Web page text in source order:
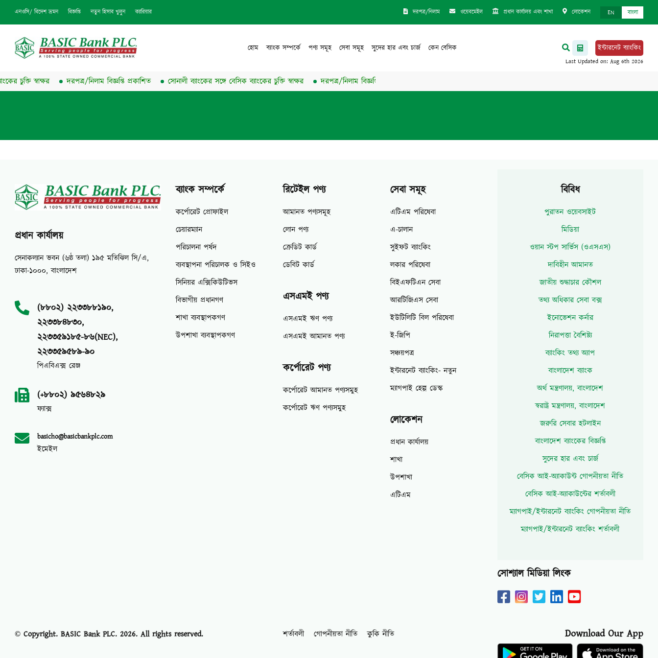
এনওসি/ বিদেশ ভ্রমন বিজ্ঞপ্তি নতুন হিসাব খুলুন ক্যারিয়ার দরপত্র/নিলাম ওয়েবমেইল প্রধান কার্যালয় এবং শাখা লোকেশন EN বাংলা
হোম ব্যাংক সম্পর্কে পণ্য সমূহ সেবা সমূহ সুদের হার এবং চার্জ কেন বেসিক ইন্টারনেট ব্যাংকিং
চুক্তি স্বাক্ষর দরপত্র/নিলাম বিজ্ঞপ্তি প্রকাশিত সোনালী ব্যাংকের সঙ্গে বেসিক ব্যাংকের চুক্তি স্বাক্ষর দরপত্র/নিলাম বিজ্ঞপ্তি প্রকাশিত
প্রধান কার্যালয়
সেনাকল্যান ভবন (৬ষ্ঠ তলা) ১৯৫ মতিঝিল সি/এ,
ঢাকা-১০০০, বাংলাদেশ
(৮৮০২) ২২৩৩৮৮১৯০,
২২৩৩৮৪৮৩০,
২২৩৩৫৯১৮৫-৮৬(NEC),
২২৩৩৫৯৫৮৯-৯০
পিএবিএক্স রেঞ্জ
(+৮৮০২) ৯৫৬৪৮২৯
ফ্যাক্স
basicho@basicbankplc.com
ইমেইল
ব্যাংক সম্পর্কে
কর্পোরেট প্রোফাইল
চেয়ারম্যান
পরিচালনা পর্ষদ
ব্যবস্থাপনা পরিচালক ও সিইও
সিনিয়র এক্সিকিউটিভস
বিভাগীয় প্রধানগণ
শাখা ব্যবস্থাপকগণ
উপশাখা ব্যবস্থাপকগণ
রিটেইল পণ্য
আমানত পণ্যসমূহ
লোন পণ্য
ক্রেডিট কার্ড
ডেবিট কার্ড
এসএমই পণ্য
এসএমই ঋণ পণ্য
এসএমই আমানত পণ্য
কর্পোরেট পণ্য
কর্পোরেট আমানত পণ্যসমুহ
কর্পোরেট ঋণ পণ্যসমুহ
সেবা সমূহ
এটিএম পরিষেবা
এ-চালান
সুইফট ব্যাংকিং
লকার পরিষেবা
বিইএফটিএন সেবা
আরটিজিএস সেবা
ইউটিলিটি বিল পরিষেবা
ই-জিপি
সঞ্চয়পত্র
ইন্টারনেট ব্যাংকিং- নতুন
ম্যাগপাই হেল্প ডেস্ক
লোকেশন
প্রধান কার্যালয়
শাখা
উপশাখা
এটিএম
বিবিধ
পুরাতন ওয়েবসাইট
মিডিয়া
ওয়ান স্টপ সার্ভিস (ওএসএস)
দাবিহীন আমানত
জাতীয় শুদ্ধাচার কৌশল
তথ্য অধিকার সেবা বক্স
ইনোভেশন কর্নার
নিরাপত্তা বৈশিষ্ট্য
ব্যাংকিং তথ্য অ্যাপ
বাংলাদেশ ব্যাংক
অর্থ মন্ত্রণালয়, বাংলাদেশ
স্বরাষ্ট্র মন্ত্রণালয়, বাংলাদেশ
জরুরি সেবার হটলাইন
বাংলাদেশ ব্যাংকের বিজ্ঞপ্তি
সুদের হার এবং চার্জ
বেসিক আই-অ্যাকাউন্ট গোপনীয়তা নীতি
বেসিক আই-অ্যাকাউন্টের শর্তাবলী
ম্যাগপাই/ইন্টারনেট ব্যাংকিং গোপনীয়তা নীতি
ম্যাগপাই/ইন্টারনেট ব্যাংকিং শর্তাবলী
সোশ্যাল মিডিয়া লিংক
© Copyright. BASIC Bank PLC. 2026. All rights reserved. শর্তাবলী গোপনীয়তা নীতি কুকি নীতি Download Our App